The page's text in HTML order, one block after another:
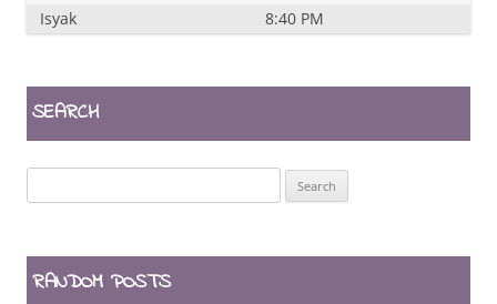
Isyak 8:40 PM
SEARCH
for:
RANDOM POSTS